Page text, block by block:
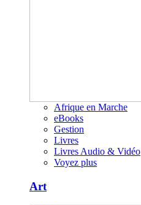
Afrique en Marche
eBooks
Gestion
Livres
Livres Audio & Vidéo
Voyez plus
Art